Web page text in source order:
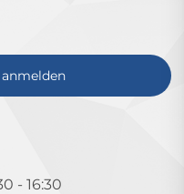
- 16:30